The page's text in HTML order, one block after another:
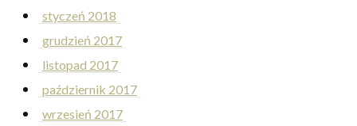
styczeń 2018
grudzień 2017
listopad 2017
październik 2017
wrzesień 2017